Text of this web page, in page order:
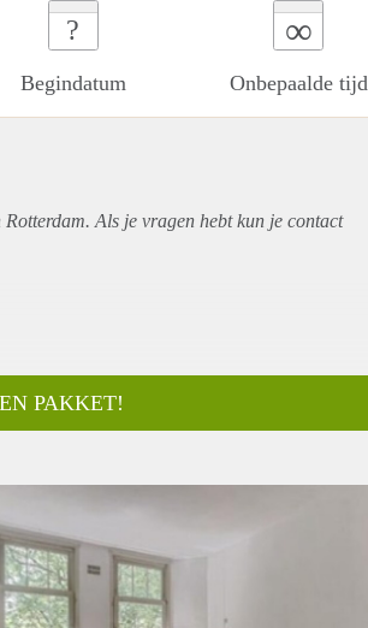
?
Begindatum
∞
Onbepaalde tijd
Als je vragen hebt kun je contact
PAKKET!